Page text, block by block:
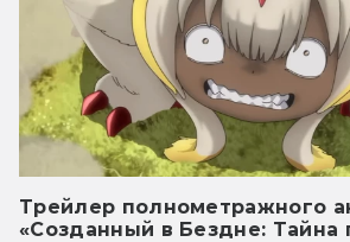
Трейлер полнометражного
«Созданный в Бездне: Тайна